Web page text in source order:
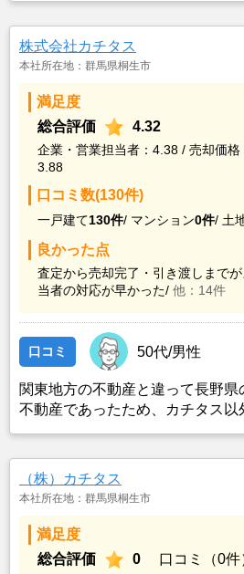
株式会社カチタス
本社所在地：群馬県桐生市
満足度
総合評価
4.32
企業・営業担当者：4.38 / 売却価格
3.88
口コミ数(130件)
一戸建て130件/ マンション0件/ 土
良かった点
査定から売却完了・引き渡しまで
当者の対応が早かった/ 他：14件
口コミ 50代/男性
関東地方の不動産と違って長野
不動産であったため、カチタス以
も空き家の状態で不動産を残して
を決めた。
（株）カチタス
本社所在地：群馬県桐生市
満足度
総合評価
0 口コミ（0件